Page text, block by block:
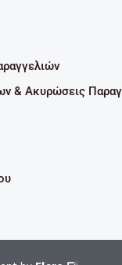
& Ακυρώσεις